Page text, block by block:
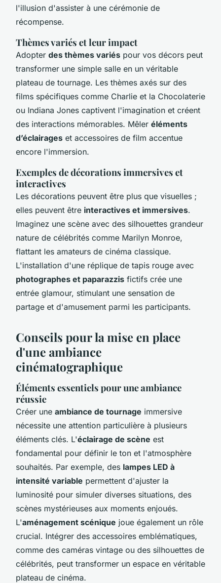
l'illusion d'assister à une cérémonie de
récompense.
Thèmes variés et leur impact
Adopter des thèmes variés pour vos décors peut
transformer une simple salle en un véritable
plateau de tournage. Les thèmes axés sur des
films spécifiques comme Charlie et la Chocolaterie
ou Indiana Jones captivent l'imagination et créent
des interactions mémorables. Mêler éléments
d’éclairages et accessoires de film accentue
encore l'immersion.
Exemples de décorations immersives et
interactives
Les décorations peuvent être plus que visuelles ;
elles peuvent être interactives et immersives.
Imaginez une scène avec des silhouettes grandeur
nature de célébrités comme Marilyn Monroe,
flattant les amateurs de cinéma classique.
L'installation d'une réplique de tapis rouge avec
photographes et paparazzis fictifs crée une
entrée glamour, stimulant une sensation de
partage et d'amusement parmi les participants.
Conseils pour la mise en place
d'une ambiance
cinématographique
Éléments essentiels pour une ambiance
réussie
Créer une ambiance de tournage immersive
nécessite une attention particulière à plusieurs
éléments clés. L'éclairage de scène est
fondamental pour définir le ton et l'atmosphère
souhaités. Par exemple, des lampes LED à
intensité variable permettent d'ajuster la
luminosité pour simuler diverses situations, des
scènes mystérieuses aux moments enjoués.
L'aménagement scénique joue également un rôle
crucial. Intégrer des accessoires emblématiques,
comme des caméras vintage ou des silhouettes de
célébrités, peut transformer un espace en véritable
plateau de cinéma.